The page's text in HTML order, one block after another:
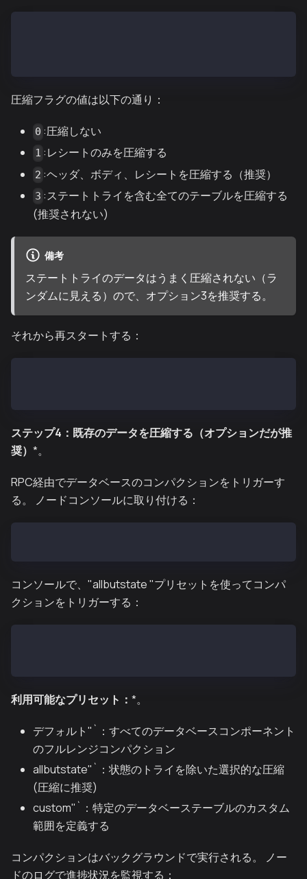
圧縮フラグの値は以下の通り：
0 :圧縮しない
1 :レシートのみを圧縮する
2 :ヘッダ、ボディ、レシートを圧縮する（推奨）
3 :ステートトライを含む全てのテーブルを圧縮する
(推奨されない)
備考
ステートトライのデータはうまく圧縮されない（ラ
ンダムに見える）ので、オプション3を推奨する。
それから再スタートする：
ステップ4：既存のデータを圧縮する（オプションだが推
奨） *。
RPC経由でデータベースのコンパクションをトリガーす
る。 ノードコンソールに取り付ける：
コンソールで、"allbutstate "プリセットを使ってコンパ
クションをトリガーする：
利用可能なプリセット： *。
デフォルト"`：すべてのデータベースコンポーネント
のフルレンジコンパクション
allbutstate"`：状態のトライを除いた選択的な圧縮
(圧縮に推奨)
custom"`：特定のデータベーステーブルのカスタム
範囲を定義する
コンパクションはバックグラウンドで実行される。 ノー
ドのログで進捗状況を監視する：